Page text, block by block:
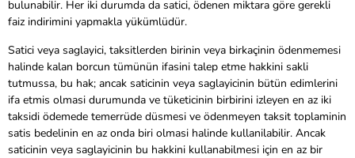
bulunabilir. Her iki durumda da satici, ödenen miktara göre gerekli
faiz indirimini yapmakla yükümlüdür.
Satici veya saglayici, taksitlerden birinin veya birkaçinin ödenmemesi
halinde kalan borcun tümünün ifasini talep etme hakkini sakli
tutmussa, bu hak; ancak saticinin veya saglayicinin bütün edimlerini
ifa etmis olmasi durumunda ve tüketicinin birbirini izleyen en az iki
taksidi ödemede temerrüde düsmesi ve ödenmeyen taksit toplaminin
satis bedelinin en az onda biri olmasi halinde kullanilabilir. Ancak
saticinin veya saglayicinin bu hakkini kullanabilmesi için en az bir